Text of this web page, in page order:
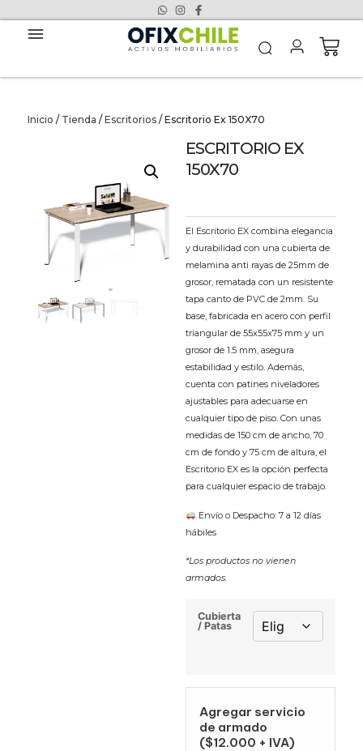
Inicio / Tienda / Escritorios/ Escritorio Ex 150X70
ESCRITORIO EX
150X70
El Escritorio EX combina elegancia
y durabilidad con una cubierta de
melamina anti rayas de 25mm de
grosor, rematada con un resistente
tapa canto de PVC de 2mm. Su
base, fabricada en acero con perfil
triangular de 55x55x75 mm y un
grosor de 1.5 mm, asegura
estabilidad y estilo. Además,
cuenta con patines niveladores
ajustables para adecuarse en
cualquier tipo de piso. Con unas
medidas de 150 cm de ancho, 70
cm de fondo y 75 cm de altura, el
Escritorio EX es la opción perfecta
para cualquier espacio de trabajo.
Envío o Despacho: 7 a 12 días
hábiles
*Los productos no vienen
armados.
Cubierta
/ Patas
Agregar servicio
de armado
($12.000 + IVA)